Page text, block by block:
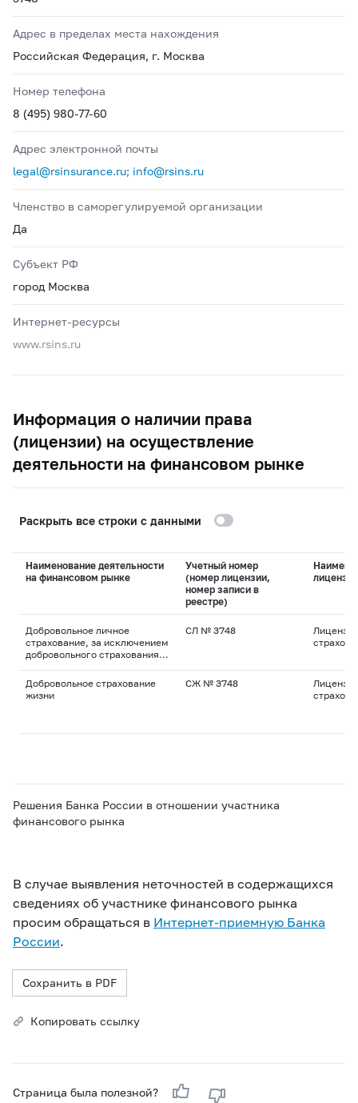
Адрес в пределах места нахождения
Российская Федерация, г. Москва
Номер телефона
8 (495) 980-77-60
Адрес электронной почты
legal@rsinsurance.ru; info@rsins.ru
Членство в саморегулируемой организации
Да
Субъект РФ
город Москва
Интернет-ресурсы
www.rsins.ru
Информация о наличии права
(лицензии) на осуществление
деятельности на финансовом рынке
Раскрыть все строки с данными
Наименование деятельности
на финансовом рынке
Учетный номер
(номер лицензии,
номер записи в
реестре)
лицензии
Добровольное личное
страхование, за исключением
добровольного страхования
СЛ № 3748
Добровольное страхование
жизни
СЖ № 3748
Решения Банка России в отношении участника
финансового рынка
В случае выявления неточностей в содержащихся
сведениях об участнике финансового рынка
просим обращаться в Интернет-приемную Банка
России.
Сохранить в PDF
Копировать ссылку
Страница была полезной?